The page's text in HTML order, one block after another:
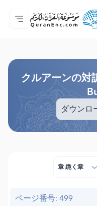
ホーム
対訳の目次
Audio
開発者向け提
事業内容
お問い合わせ
言語
クルアーンの対
ダウンロ
章 跪く章
ページ番号: 499